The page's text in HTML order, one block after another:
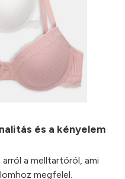
és a kényelem
a melltartóról, ami
megfelel.